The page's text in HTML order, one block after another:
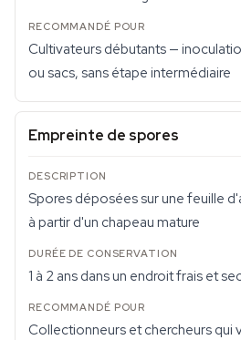
Cultivateurs débutants —
ou sacs, sans étape intermédiaire
Empreinte de spores
Spores déposées sur une feuille
à partir d'un chapeau mature
1 à 2 ans dans un endroit frais et
Collectionneurs et chercheurs qui